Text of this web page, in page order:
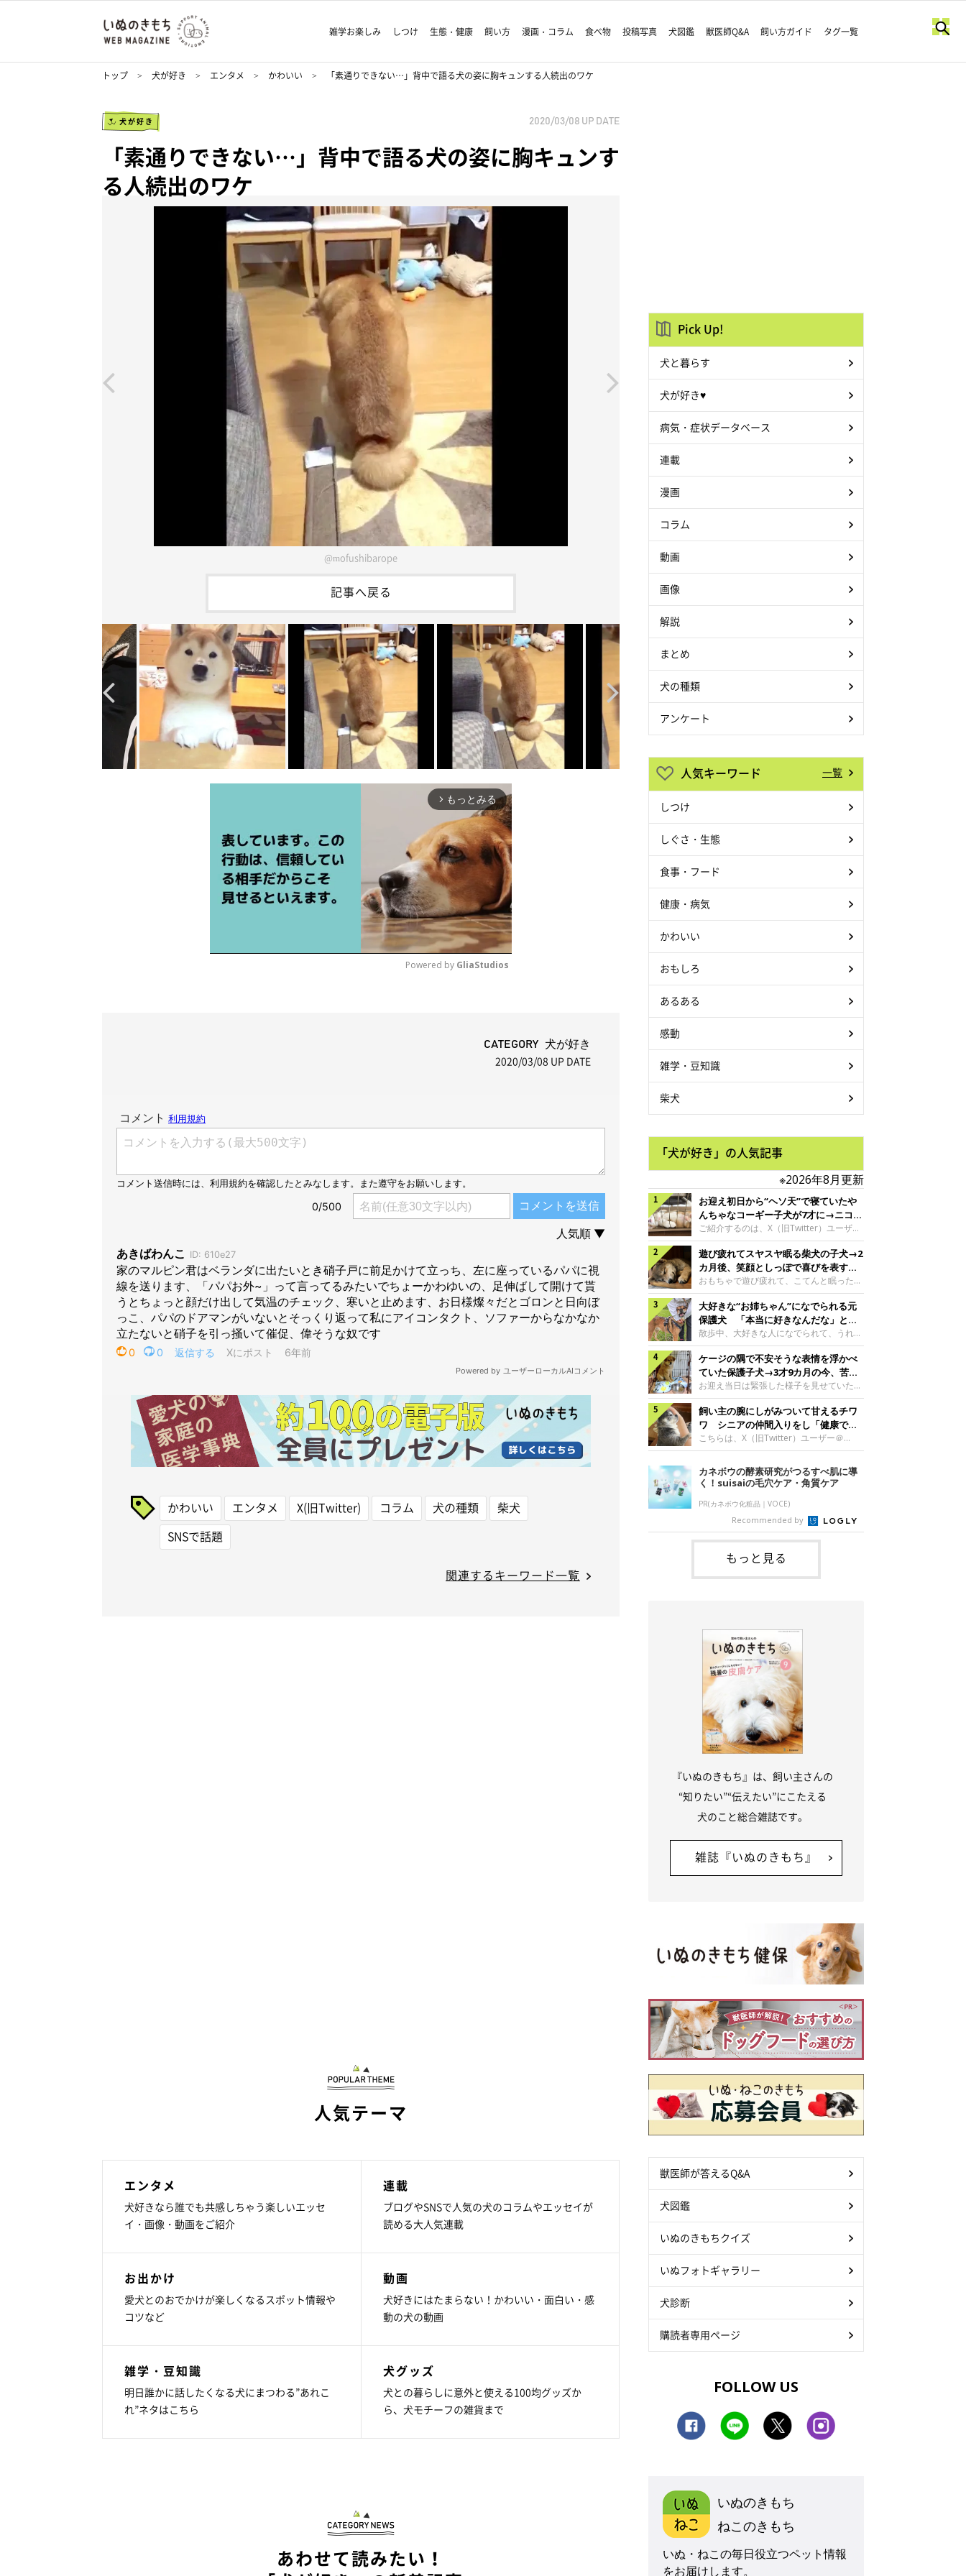
雑学お楽しみ しつけ 生態・健康 飼い方 漫画・コラム 食べ物 投稿写真 犬図鑑 獣医師Q&A 飼い方ガイド タグ一覧
トップ 犬が好き エンタメ かわいい 「素通りできない…」背中で語る犬の姿に胸キュンする人続出のワケ
犬が好き 2020/03/08 UP DATE
「素通りできない…」背中で語る犬の姿に胸キュンす
る人続出のワケ
@mofushibarope
記事へ戻る
arrow_forward_ios もっとみる
Powered by GliaStudios
CATEGORY 犬が好き
2020/03/08 UP DATE
かわいい エンタメ X(旧Twitter) コラム 犬の種類
柴犬
SNSで話題
関連するキーワード一覧
人気テーマ
エンタメ
犬好きなら誰でも共感しちゃう楽しいエッセ
イ・画像・動画をご紹介
連載
ブログやSNSで人気の犬のコラムやエッセイが
読める大人気連載
お出かけ
愛犬とのおでかけが楽しくなるスポット情報や
コツなど
動画
犬好きにはたまらない！かわいい・面白い・感
動の犬の動画
雑学・豆知識
明日誰かに話したくなる犬にまつわる”あれこ
れ”ネタはこちら
犬グッズ
犬との暮らしに意外と使える100均グッズか
ら、犬モチーフの雑貨まで
あわせて読みたい！
Pick Up!
犬と暮らす
犬が好き♥
病気・症状データベース
連載
漫画
コラム
動画
画像
解説
まとめ
犬の種類
アンケート
人気キーワード 一覧
しつけ
しぐさ・生態
食事・フード
健康・病気
かわいい
おもしろ
あるある
感動
雑学・豆知識
柴犬
「犬が好き」の人気記事
※2026年8月更新
お迎え初日から“ヘソ天”で寝ていたや
んちゃなコーギー子犬が7才に→ニコニ
コ“コーギースマイル”が魅力のコに成
長！
ご紹介するのは、X（旧Twitter）ユーザー
＠Kus1oKg2vsgdWS2さんの愛犬でウェル
シュ・コーギー・ペンブロークの神楽ちゃ
ん。今年の8月で7才になるという神楽ちゃ
んですが、いったいどんな子犬時代を過ご
したのでしょうか。今回は、神楽ちゃんの
成長を飼い主さんと振り返ります！神楽ち
ゃんの成長について聞いた！お迎えから数
日後の神楽ちゃん（撮影時生後2カ月）＠
Kus1oKg2vsgdWS2――お迎え当初の神楽
ちゃんの様子について教えてください。飼
い主さん： 「お迎え当日から“ヘソ天”で寝
るようなコでし
遊び疲れてスヤスヤ眠る柴犬の子犬→2
カ月後、笑顔としっぽで喜びを表すコ
に成長！
おもちゃで遊び疲れて、こてんと眠った子
犬。あれから2カ月、表情や行動にさまざ
まな変化が見られるようになりました。遊
び疲れて眠る生後2カ月のなっちゃん遊び
疲れた様子のなっちゃん。@Pkndg_紹介
するのは、X（旧Twitter）ユーザー
@Pkndg_さんの愛犬・なっちゃん（取材
時、生後4カ月／柴犬）。こちらの写真
は、なっちゃんが生後2カ月のころに撮影
された一枚です。この日、なっちゃんは家
族と一緒におもちゃで遊んでいました。た
くさん遊んで疲れたのか、その後は眠り始
めたそうです。眠るなっちゃん。
@Pkndg_
大好きな“お姉ちゃん”になでられる元
保護犬 「本当に好きなんだな」と感
じる表情にほっこり
散歩中、大好きな人になでられて、うれし
そうな表情を見せる元保護犬。甘えるよう
な姿に、見ているこちらまでほっこりしま
す。大好きな“お姉ちゃん”に甘える小次郎
くん妹さんになでてもらい、うれしそうな
表情を見せる小次郎くん（2026年6月撮
影）。@mika_Jimmy紹介するのは、X（旧
Twitter）ユーザー@mika_Jimmyさんの愛
犬・小次郎くん（撮影時5才）。こちら
は、飼い主さんの妹さんと一緒に散歩をし
日、飼い主さんは実家から自宅へ帰る途
中、妹さんと公園で待ち合わせ
ケージの隅で不安そうな表情を浮かべ
ていた保護子犬→3才9カ月の今、苦手
を克服し頼もしいコに成長！
お迎え当日は緊張した様子を見せていた元
野犬の保護子犬。あれから約3年半、苦手
だったことを一つひとつ克服し、家族に寄
り添う姿を見せています。お迎え当日、ケ
ージの隅で不安そうにお迎え当日のシルビ
アちゃん。@nemonemotos今回紹介する
のは、X（旧Twitter）ユーザー
@nemonemotosさんの愛犬・シルビアち
ゃん（撮影当時、生後推定2カ月）。飼い
主さんが「#最初に撮った一枚」として投
稿した写真には、ケージの隅で不安そうな
表情を浮かべるシルビアちゃんの姿が写っ
ていました。こちらは、保護犬だったシル
飼い主の腕にしがみついて甘えるチワ
ワ シニアの仲間入りをし「健康で穏
やかな暮らしが続いてほしい」と願う
こちらは、X（旧Twitter）ユーザー＠
kotubusuke617さんが投稿した写真。写
っているのは、愛犬でチワワのつぶしゃん
（本名：こつぶちゃん）です。飼い主さん
の腕にしがみつくつぶしゃん（撮影時6
才）＠kotubusuke617撮影当時の状況に
ついて伺うと、飼い主さんはこう教えてく
れました。飼い主さん： 「ある休日のこ
とです。私がソファに座った途端にひざの
上にのってきたので、そのままなでながら
テレビを見ていたのですが、微動だにしな
いので気になって見てみると、腕にしがみ
カネボウの酵素研究がつるすべ肌に導
く！suisaiの毛穴ケア・角質ケア
PR(カネボウ化粧品｜VOCE)
Recommended by
もっと見る
『いぬのきもち』は、飼い主さんの
“知りたい”“伝えたい”にこたえる
犬のこと総合雑誌です。
雑誌『いぬのきもち』
獣医師が答えるQ&A
犬図鑑
いぬのきもちクイズ
いぬフォトギャラリー
犬診断
購読者専用ページ
FOLLOW US
いぬのきもち
ねこのきもち
いぬ・ねこの毎日役立つペット情報
をお届けします。